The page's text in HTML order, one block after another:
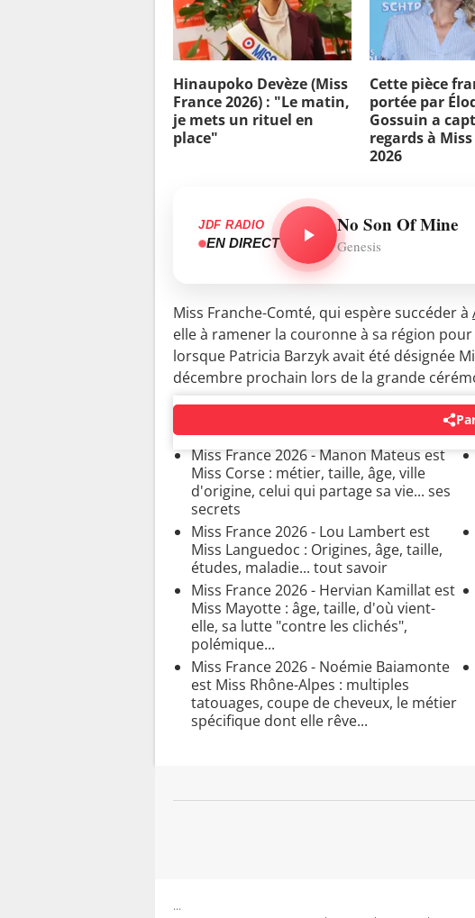
Hinaupoko Devèze (Miss
France 2026) : "Le matin,
je mets un rituel en
place"
Cette pièce
portée par
Gossuin a
regards à
2026
JDF RADIO
EN DIRECT
No Son Of Mine
Genesis
Miss Franche-Comté, qui espère succéder à
elle à ramener la couronne à sa région
lorsque Patricia Barzyk avait été désignée
décembre prochain lors de la grande
CANDIDATES MISS FRANCE 2026
Miss France 2026 - Manon Mateus est
Miss Corse : métier, taille, âge, ville
d'origine, celui qui partage sa vie... ses
secrets
Miss France 2026 - Lou Lambert est
Miss Languedoc : Origines, âge, taille,
études, maladie... tout savoir
Miss France 2026 - Hervian Kamillat est
Miss Mayotte : âge, taille, d'où vient-
elle, sa lutte "contre les clichés",
polémique...
Miss France 2026 - Noémie Baiamonte
est Miss Rhône-Alpes : multiples
tatouages, coupe de cheveux, le métier
spécifique dont elle rêve...
...